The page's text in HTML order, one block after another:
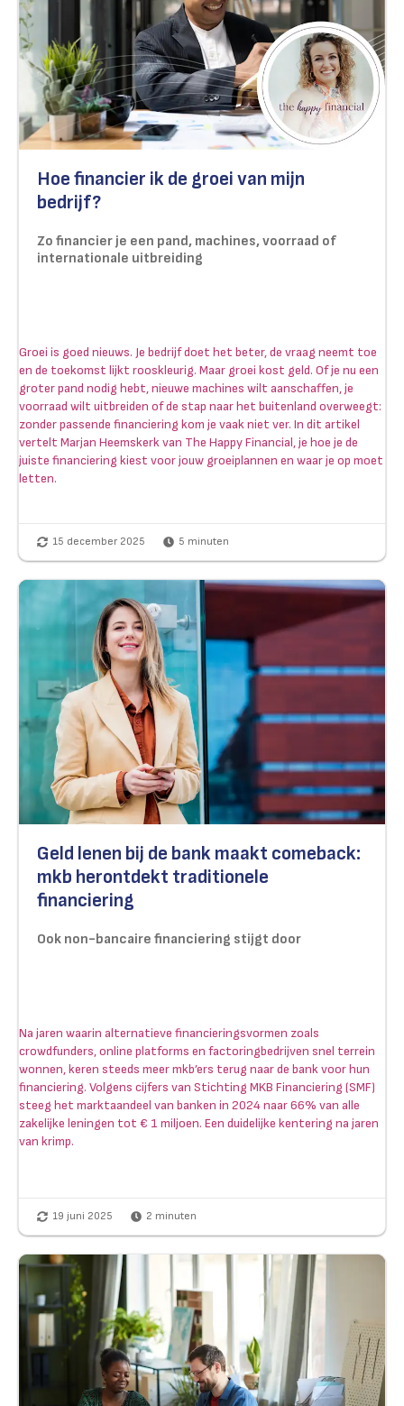
Hoe financier ik de groei van mijn
bedrijf?
Zo financier je een pand, machines, voorraad of
internationale uitbreiding
Groei is goed nieuws. Je bedrijf doet het beter, de vraag neemt toe
en de toekomst lijkt rooskleurig. Maar groei kost geld. Of je nu een
groter pand nodig hebt, nieuwe machines wilt aanschaffen, je
voorraad wilt uitbreiden of de stap naar het buitenland overweegt:
zonder passende financiering kom je vaak niet ver. In dit artikel
vertelt Marjan Heemskerk van The Happy Financial, je hoe je de
juiste financiering kiest voor jouw groeiplannen en waar je op moet
letten.
15 december 2025 5 minuten
Geld lenen bij de bank maakt comeback:
mkb herontdekt traditionele
financiering
Ook non-bancaire financiering stijgt door
Na jaren waarin alternatieve financieringsvormen zoals
crowdfunders, online platforms en factoringbedrijven snel terrein
wonnen, keren steeds meer mkb’ers terug naar de bank voor hun
financiering. Volgens cijfers van Stichting MKB Financiering (SMF)
steeg het marktaandeel van banken in 2024 naar 66% van alle
zakelijke leningen tot € 1 miljoen. Een duidelijke kentering na jaren
van krimp.
19 juni 2025 2 minuten